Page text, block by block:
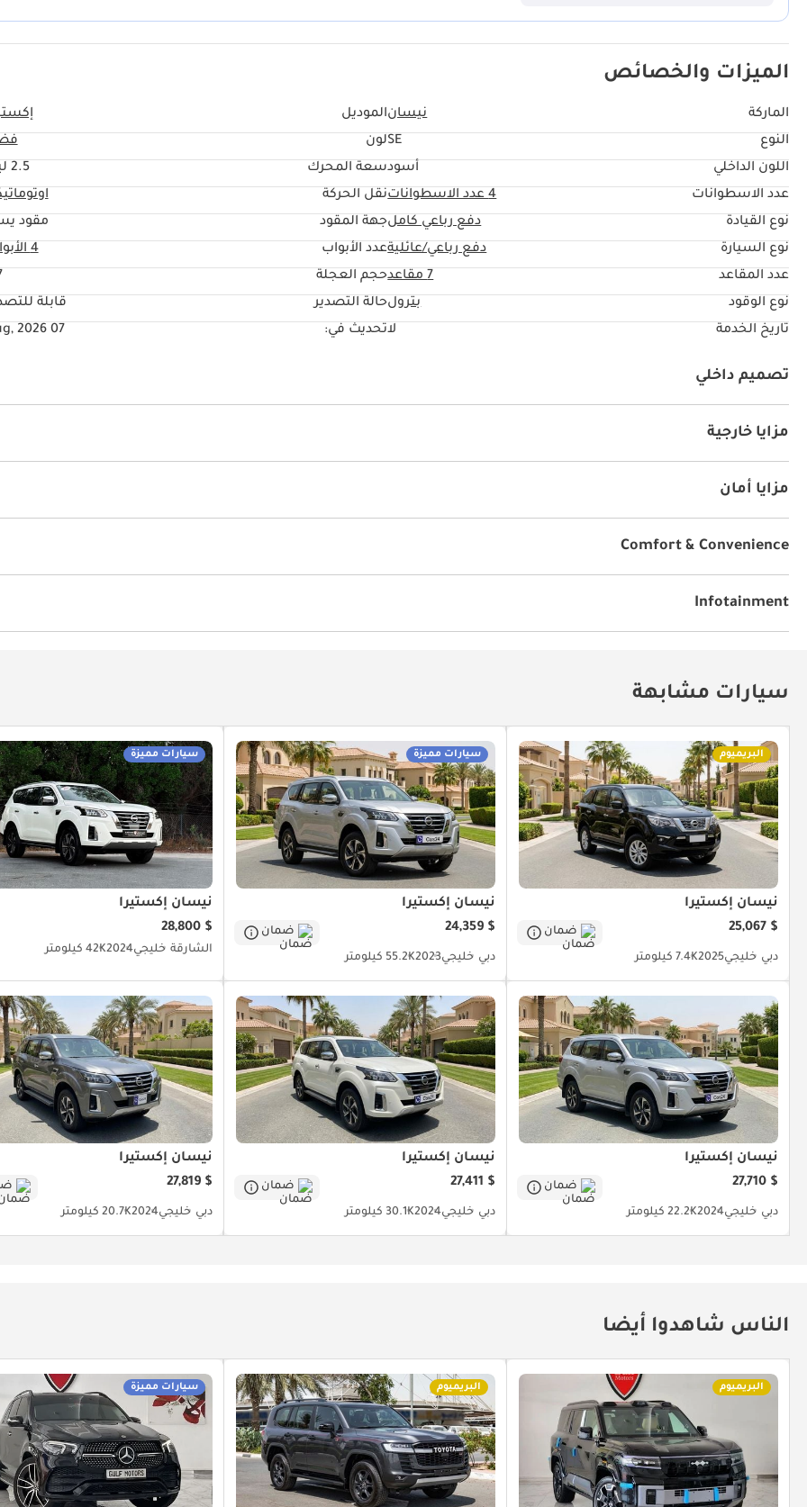
الميزات والخصائص
الماركة نيسانالموديل
النوع
SEلون
اللون الداخلي
أسودسعة المحرك
2.5 ليتر
عدد الاسطوانات
4عدد الاسطواناتنقل الحركة
نوع القيادة
دفع رباعي كاملجهة المقود
مقود
نوع السيارة
دفع رباعي/عائليةعدد الأبواب
4 الأبواب
عدد المقاعد
7 مقاعد حجم العجلة
نوع الوقود
بترولحالة التصدير
قابلة
تاريخ الخدمة
لاتحديث في: 07 Aug, 2026
تصميم داخلي
مزايا خارجية
مزايا أمان
Comfort & Convenience
Infotainment
سيارات مشابهة
البريميوم
نيسان إكستيرا
$ 25,067
ضمان
دبي خليجي20257.4K كيلومتر
سيارات مميزة
نيسان إكستيرا
$ 24,359
ضمان
دبي خليجي202355.2K كيلومتر
سيارات مميزة
نيسان إكستيرا
$ 28,800
الشارقة خليجي202442K كيلومتر
نيسان إكستيرا
$ 27,710
ضمان
دبي خليجي202422.2K كيلومتر
نيسان إكستيرا
$ 27,411
ضمان
دبي خليجي202430.1K كيلومتر
نيسان إكستيرا
$ 27,819
دبي خليجي202420.7K كيلومتر
الناس شاهدوا أيضا
البريميوم البريميوم سيارات مميزة